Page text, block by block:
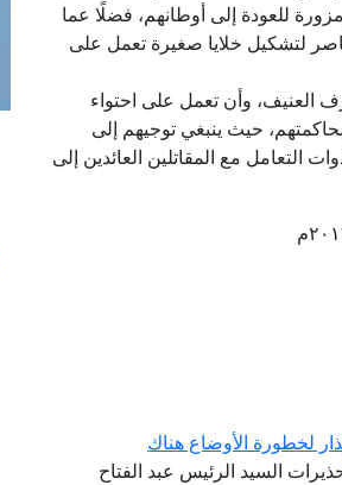
للعودة إلى أوطانهم، فضلًا عما
لتشكيل خلايا صغيرة تعمل على
العنيف، وأن تعمل على احتواء
حيث ينبغي توجيهم إلى
التعامل مع المقاتلين العائدين إلى
لخطورة الأوضاع هناك
السيد الرئيس عبد الفتاح